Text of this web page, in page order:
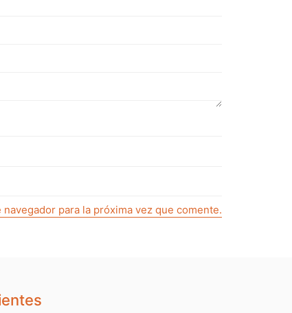
para la próxima vez que comente.